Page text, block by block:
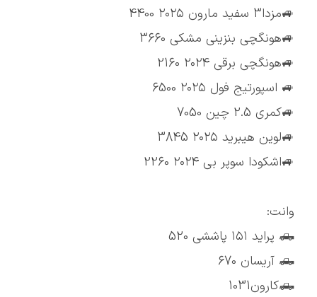
🚙مزدا3 سفید مارون ۲۰۲۵ 4400
🚙هونگچی بنزینی مشکی 3660
🚙هونگچی برقی ۲۰۲۴ 2160
🚙 اسپورتیج فول ۲۰۲۵ 6500
🚙کمری 2.5 چین 7050
🚙لوین هیبرید ۲۰۲۵ 3845
🚙اشکودا سوپر بی ۲۰۲۴ 2260
وانت:
🛻 پراید ۱۵۱ پاششی 520
🛻 آریسان 670
🛻کارون1031